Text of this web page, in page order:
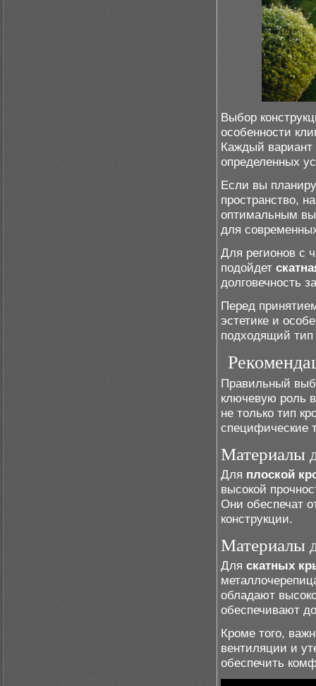
Выбор
особенности
Каждый
определенных
Если вы
пространство,
оптимальным
для
Для регионов с
подойдет
долговечность
Перед
эстетике и
подходящий тип
Правильный
ключевую роль
не только тип
специфические
Материалы
Для плоской
высокой
Они обеспечат
конструкции.
Материалы
Для скатных
обладают
обеспечивают
Кроме того,
вентиляции и
обеспечить